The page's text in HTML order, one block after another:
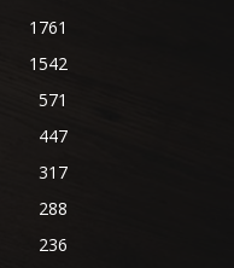
1761
1542
571
447
317
288
236